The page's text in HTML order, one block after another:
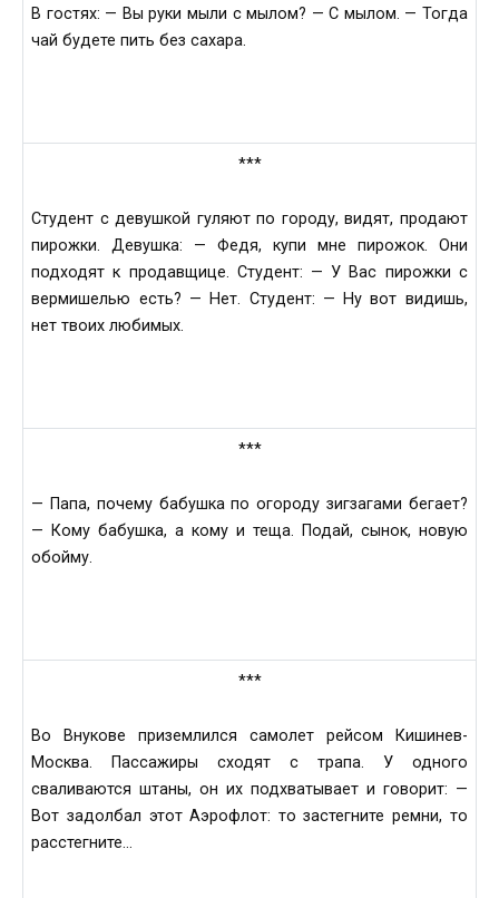
В гостях: — Вы руки мыли с мылом? — С мылом. — Тогда
чай будете пить без сахара.
***
Студент с девушкой гуляют по городу, видят, продают
пирожки. Девушка: — Федя, купи мне пирожок. Они
подходят к продавщице. Студент: — У Вас пирожки с
вермишелью есть? — Нет. Студент: — Ну вот видишь,
нет твоих любимых.
***
— Папа, почему бабушка по огороду зигзагами бегает?
— Комy бабушка, а кому и теща. Подай, сынок, новую
обойму.
***
Во Внукове приземлился самолет рейсом Кишинев-
Москва. Пассажиры сходят с трапа. У одного
сваливаются штаны, он их подхватывает и говорит: —
Вот задолбал этот Аэрофлот: то застегните ремни, то
расстегните…